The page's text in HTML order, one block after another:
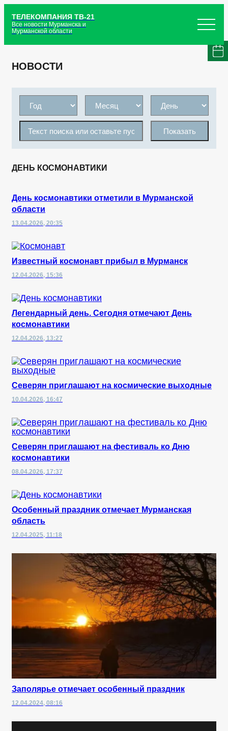
ТЕЛЕКОМПАНИЯ ТВ-21
Все новости Мурманска и
Мурманской области
НОВОСТИ
Показать
ДЕНЬ КОСМОНАВТИКИ
День космонавтики отметили в Мурманской
области
13.04.2026, 20:35
Известный космонавт прибыл в Мурманск
12.04.2026, 15:36
Легендарный день. Сегодня отмечают День
космонавтики
12.04.2026, 13:27
Северян приглашают на космические выходные
10.04.2026, 16:47
Северян приглашают на фестиваль ко Дню
космонавтики
08.04.2026, 17:37
Особенный праздник отмечает Мурманская
область
12.04.2025, 11:18
Заполярье отмечает особенный праздник
12.04.2024, 08:16